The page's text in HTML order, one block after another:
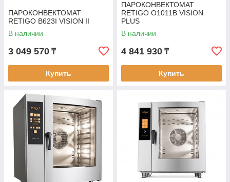
ПАРОКОНВЕКТОМАТ
RETIGO B623I VISION II
В наличии
3 049 570 ₸
Купить
ПАРОКОНВЕКТОМАТ
RETIGO O1011B VISION
PLUS
В наличии
4 841 930 ₸
Купить